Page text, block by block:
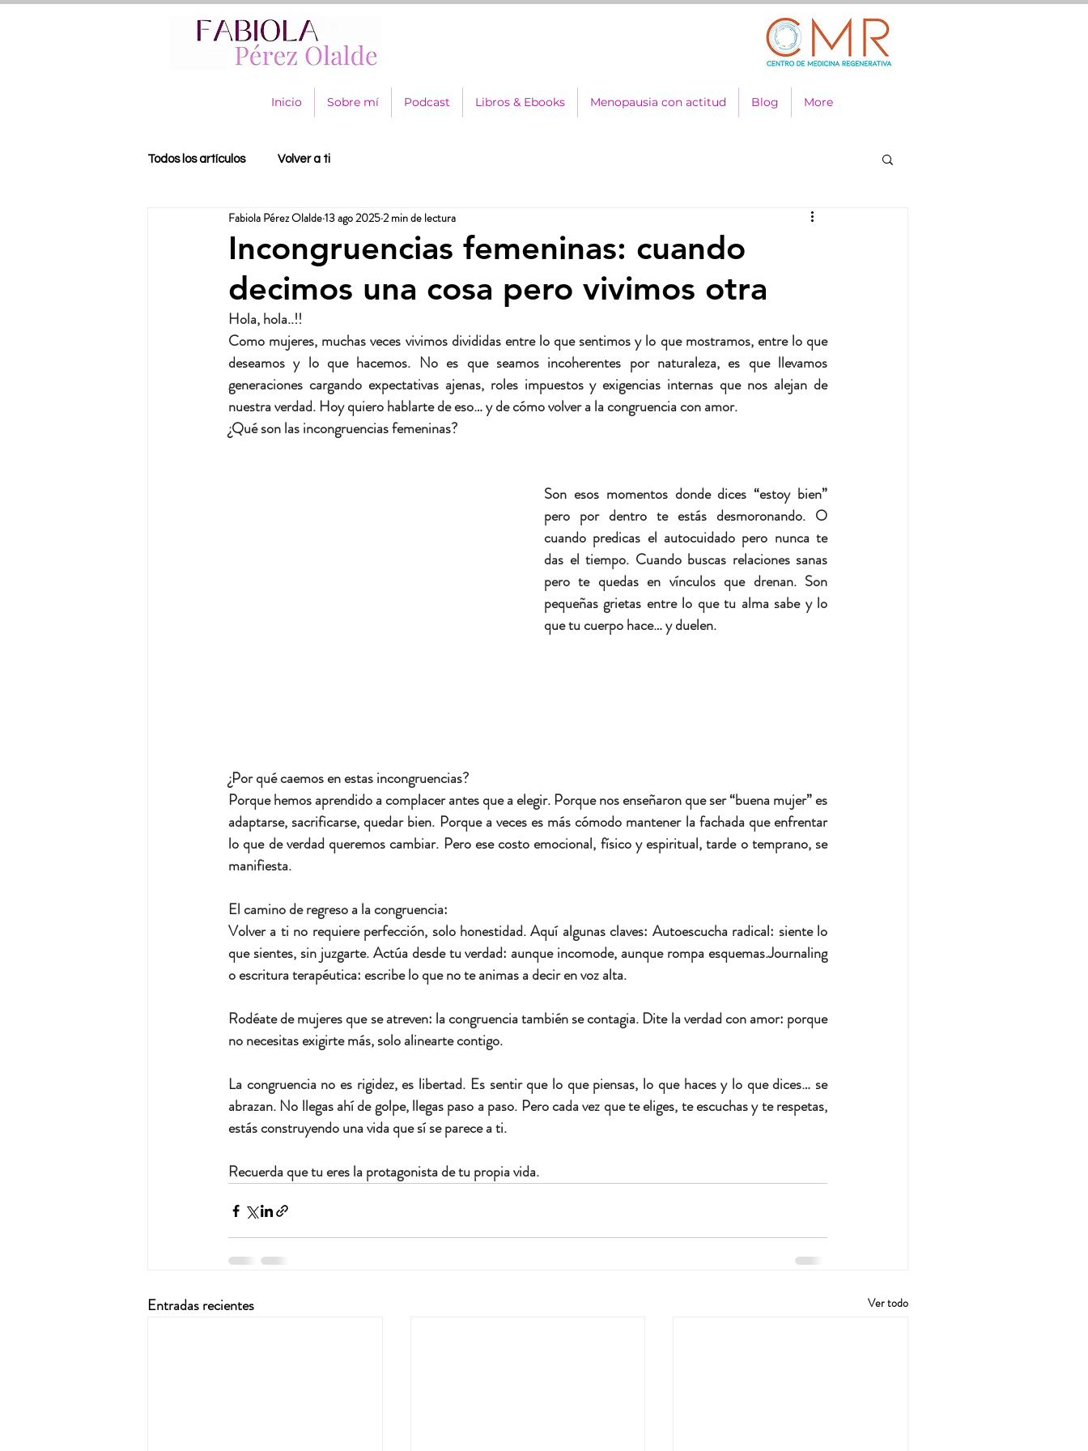
Inicio Sobre mí Podcast Libros & Ebooks Menopausia con actitud Blog More
Todos los artículos Volver a ti
Incongruencias femeninas: cuando
decimos una cosa pero vivimos otra
Fabiola Pérez Olalde13 ago 20252 min de lectura
Hola, hola..!!
Como mujeres, muchas veces vivimos divididas entre lo que sentimos y lo que mostramos, entre lo que
deseamos y lo que hacemos. No es que seamos incoherentes por naturaleza, es que llevamos
generaciones cargando expectativas ajenas, roles impuestos y exigencias internas que nos alejan de
nuestra verdad. Hoy quiero hablarte de eso… y de cómo volver a la congruencia con amor.
¿Qué son las incongruencias femeninas?
Son esos momentos donde dices “estoy bien”
pero por dentro te estás desmoronando. O
cuando predicas el autocuidado pero nunca te
das el tiempo. Cuando buscas relaciones sanas
pero te quedas en vínculos que drenan. Son
pequeñas grietas entre lo que tu alma sabe y lo
que tu cuerpo hace… y duelen.
¿Por qué caemos en estas incongruencias?
Porque hemos aprendido a complacer antes que a elegir. Porque nos enseñaron que ser “buena mujer” es
adaptarse, sacrificarse, quedar bien. Porque a veces es más cómodo mantener la fachada que enfrentar
lo que de verdad queremos cambiar. Pero ese costo emocional, físico y espiritual, tarde o temprano, se
manifiesta.
El camino de regreso a la congruencia:
Volver a ti no requiere perfección, solo honestidad. Aquí algunas claves: Autoescucha radical: siente lo
que sientes, sin juzgarte. Actúa desde tu verdad: aunque incomode, aunque rompa esquemas.Journaling
o escritura terapéutica: escribe lo que no te animas a decir en voz alta.
Rodéate de mujeres que se atreven: la congruencia también se contagia. Dite la verdad con amor: porque
no necesitas exigirte más, solo alinearte contigo.
La congruencia no es rigidez, es libertad. Es sentir que lo que piensas, lo que haces y lo que dices… se
abrazan. No llegas ahí de golpe, llegas paso a paso. Pero cada vez que te eliges, te escuchas y te respetas,
estás construyendo una vida que sí se parece a ti.
Recuerda que tu eres la protagonista de tu propia vida.
Entradas recientes Ver todo